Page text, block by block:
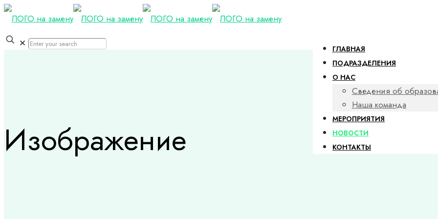
ГЛАВНАЯ
ПОДРАЗДЕЛЕНИЯ
О НАС
Сведения об
Наша команда
МЕРОПРИЯТИЯ
НОВОСТИ
КОНТАКТЫ
✕
Изображение